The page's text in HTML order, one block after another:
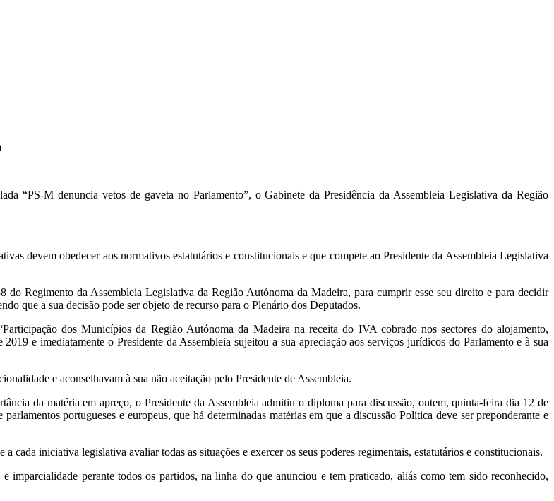
“PS-M denuncia vetos de gaveta no Parlamento”, o Gabinete da Presidência da Assembleia Legislativa da Região
devem obedecer aos normativos estatutários e constitucionais e que compete ao Presidente da Assembleia Legislativa
Regimento da Assembleia Legislativa da Região Autónoma da Madeira, para cumprir esse seu direito e para decidir
que a sua decisão pode ser objeto de recurso para o Plenário dos Deputados.
dos Municípios da Região Autónoma da Madeira na receita do IVA cobrado nos sectores do alojamento,
e imediatamente o Presidente da Assembleia sujeitou a sua apreciação aos serviços jurídicos do Parlamento e à sua
e aconselhavam à sua não aceitação pelo Presidente de Assembleia.
da matéria em apreço, o Presidente da Assembleia admitiu o diploma para discussão, ontem, quinta-feira dia 12 de
portugueses e europeus, que há determinadas matérias em que a discussão Política deve ser preponderante e
cada iniciativa legislativa avaliar todas as situações e exercer os seus poderes regimentais, estatutários e constitucionais.
imparcialidade perante todos os partidos, na linha do que anunciou e tem praticado, aliás como tem sido reconhecido,